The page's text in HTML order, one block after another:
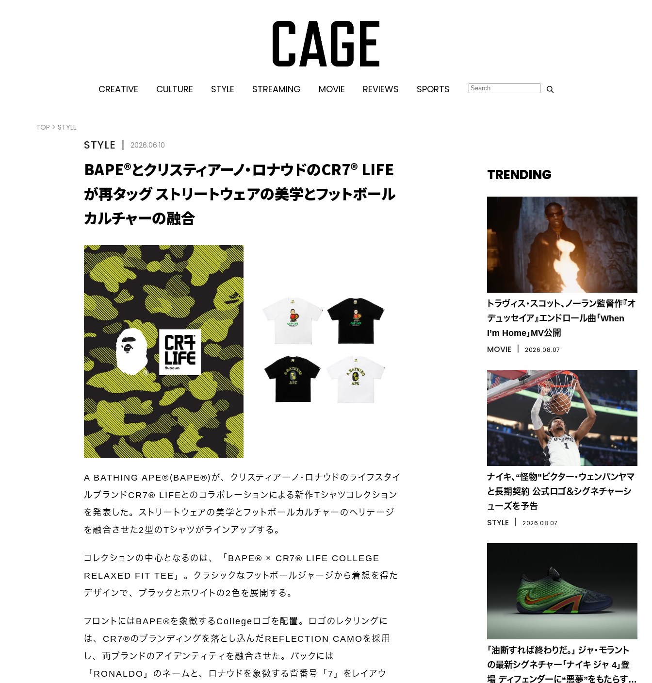
CREATIVE CULTURE STYLE STREAMING MOVIE REVIEWS SPORTS
TOP > STYLE
STYLE 丨 2026.06.10
BAPE®とクリスティアーノ・ロナウドのCR7® LIFE
が再タッグ ストリートウェアの美学とフットボール
カルチャーの融合
A BATHING APE®（BAPE®）が、クリスティアーノ・ロナウドのライフスタイ
ルブランドCR7® LIFEとのコラボレーションによる新作Tシャツコレクション
を発表した。ストリートウェアの美学とフットボールカルチャーのヘリテージ
を融合させた2型のTシャツがラインアップする。
コレクションの中心となるのは、「BAPE® × CR7® LIFE COLLEGE
RELAXED FIT TEE」。クラシックなフットボールジャージから着想を得た
デザインで、ブラックとホワイトの2色を展開する。
フロントにはBAPE®を象徴するCollegeロゴを配置。ロゴのレタリングに
は、CR7®のブランディングを落とし込んだREFLECTION CAMOを採用
し、両ブランドのアイデンティティを融合させた。 バックには
「RONALDO」のネームと、ロナウドを象徴する背番号「7」をレイアウ
TRENDING
トラヴィス・スコット、ノーラン監督作『オ
デュッセイア』エンドロール曲「When
I’m Home」MV公開
MOVIE 2026.08.07
ナイキ、“怪物”ビクター・ウェンバンヤマ
と長期契約 公式ロゴ＆シグネチャーシ
ューズを予告
STYLE 2026.08.07
「油断すれば終わりだ。」 ジャ・モラント
の最新シグネチャー「ナイキ ジャ 4」登
場 ディフェンダーに“悪夢”をもたらす一